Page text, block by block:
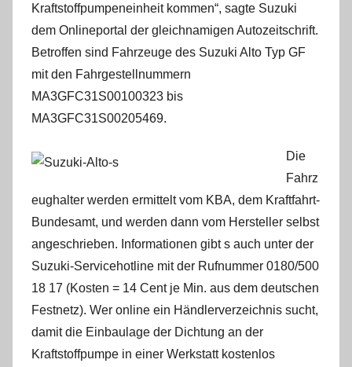
Kraftstoffpumpeneinheit kommen“, sagte Suzuki
dem Onlineportal der gleichnamigen Autozeitschrift.
Betroffen sind Fahrzeuge des Suzuki Alto Typ GF
mit den Fahrgestellnummern
MA3GFC31S00100323 bis
MA3GFC31S00205469.
Die
Fahrz
eughalter werden ermittelt vom KBA, dem Kraftfahrt-
Bundesamt, und werden dann vom Hersteller selbst
angeschrieben. Informationen gibt s auch unter der
Suzuki-Servicehotline mit der Rufnummer 0180/500
18 17 (Kosten = 14 Cent je Min. aus dem deutschen
Festnetz). Wer online ein Händlerverzeichnis sucht,
damit die Einbaulage der Dichtung an der
Kraftstoffpumpe in einer Werkstatt kostenlos